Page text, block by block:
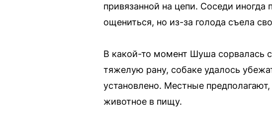
привязанной на цепи. Соседи
ощениться, но из-за голода съела
В какой-то момент Шуша сорвалась с
тяжелую рану, собаке удалось
установлено. Местные
животное в пищу.